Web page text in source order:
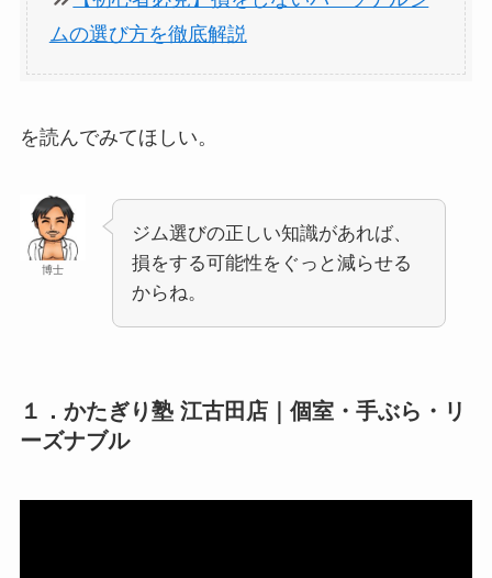
ムの選び方を徹底解説
を読んでみてほしい。
博士
ジム選びの正しい知識があれば、
損をする可能性をぐっと減らせる
からね。
１．かたぎり塾 江古田店｜個室・手ぶら・リ
ーズナブル